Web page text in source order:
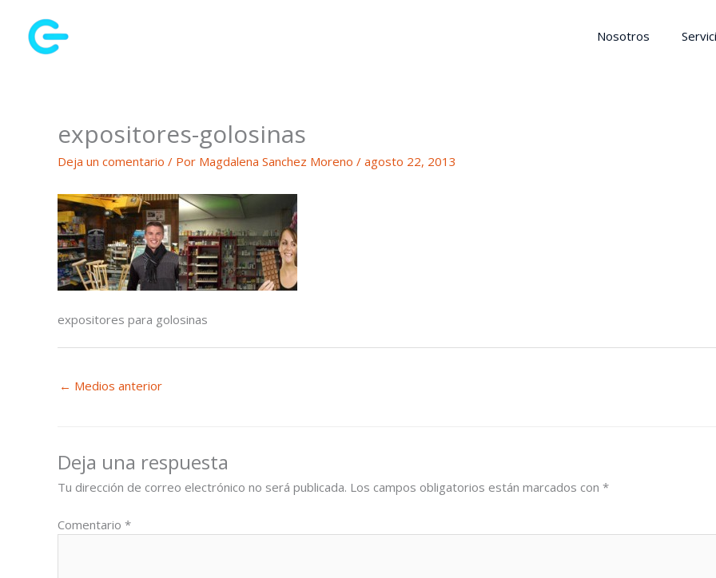
contenido
Nosotros
expositores-golosinas
Deja un comentario / Por Magdalena Sanchez Moreno / agosto 22, 2013
expositores para golosinas
← Medios anterior
Deja una respuesta
Tu dirección de correo electrónico no será publicada. Los campos obligatorios están marcados con *
Comentario *